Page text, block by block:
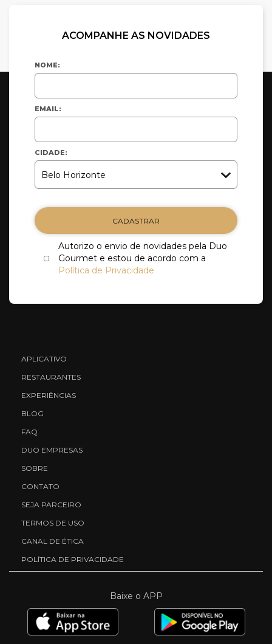
ACOMPANHE AS NOVIDADES
NOME:
EMAIL:
CIDADE:
CADASTRAR
Autorizo o envio de novidades pela Duo
Gourmet e estou de acordo com a
Política de Privacidade
APLICATIVO
RESTAURANTES
EXPERIÊNCIAS
BLOG
FAQ
DUO EMPRESAS
SOBRE
CONTATO
SEJA PARCEIRO
TERMOS DE USO
CANAL DE ÉTICA
POLÍTICA DE PRIVACIDADE
Baixe o APP